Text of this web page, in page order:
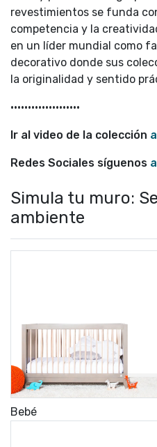
revestimientos se funda
competencia y la
en un líder mundial como
decorativo donde sus
la originalidad y sentido
••••••••••••••••••••
Ir al video de la colección
Redes Sociales síguenos
Simula tu muro:
ambiente
Bebé